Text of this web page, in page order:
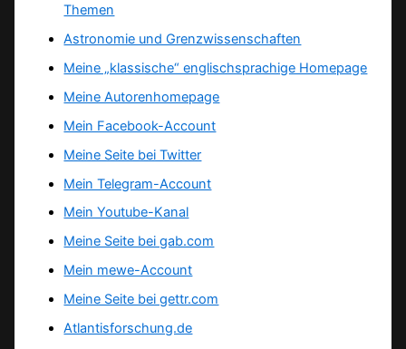
Themen
Astronomie und Grenzwissenschaften
Meine „klassische“ englischsprachige Homepage
Meine Autorenhomepage
Mein Facebook-Account
Meine Seite bei Twitter
Mein Telegram-Account
Mein Youtube-Kanal
Meine Seite bei gab.com
Mein mewe-Account
Meine Seite bei gettr.com
Atlantisforschung.de